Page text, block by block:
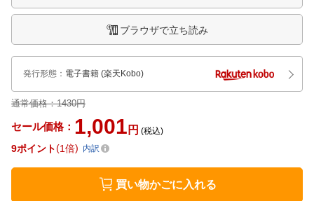
ブラウザで立ち読み
発行形態 ： 電子書籍 (楽天Kobo)
通常価格：1430円
セール価格： 1,001 円 (税込)
9ポイント 1倍 内訳
買い物かごに入れる